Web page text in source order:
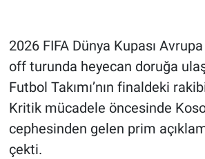
2026 FIFA Dünya Kupası
off turunda heyecan doruğa
Futbol Takımı’nın finaldeki
Kritik mücadele öncesinde
cephesinden gelen prim
çekti.
EĞİTİM
ÇEVRE
HABERDE İNSAN
POLİTİKA